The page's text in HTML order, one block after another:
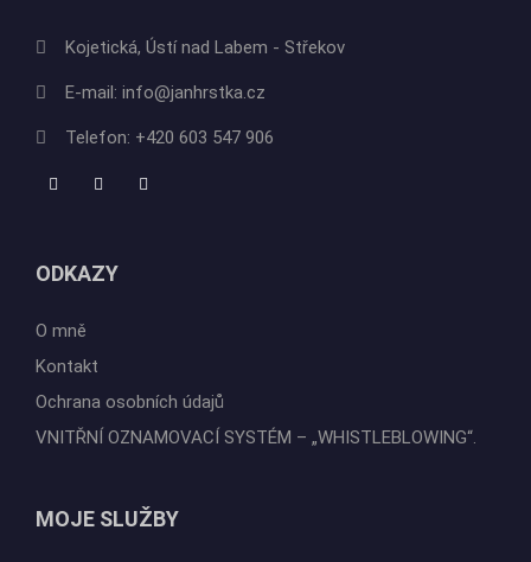
Kojetická, Ústí nad Labem - Střekov
E-mail: info@janhrstka.cz
Telefon: +420 603 547 906
ODKAZY
O mně
Kontakt
Ochrana osobních údajů
VNITŘNÍ OZNAMOVACÍ SYSTÉM – „WHISTLEBLOWING“.
MOJE SLUŽBY